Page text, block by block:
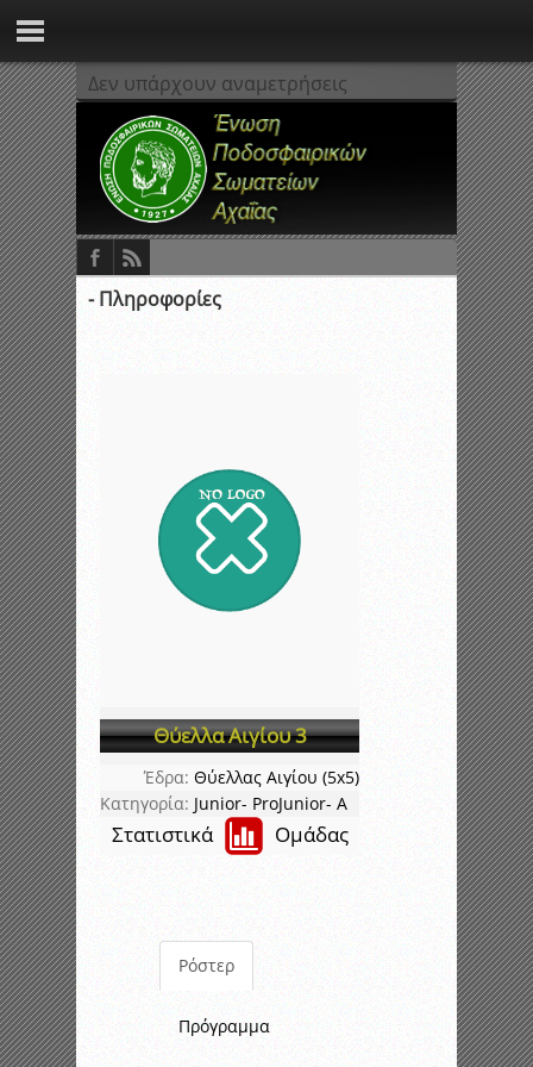
Δεν υπάρχουν αναμετρήσεις
- Πληροφορίες
Θύελλα Αιγίου 3
Έδρα: Θύελλας Αιγίου (5x5)
Κατηγορία: Junior- ProJunior- Α
Στατιστικά Ομάδας
Ρόστερ
Πρόγραμμα